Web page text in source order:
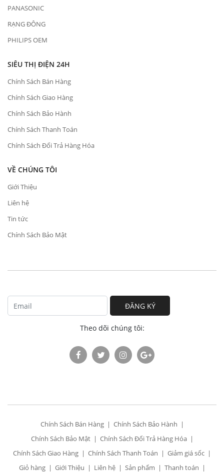
PANASONIC
RẠNG ĐÔNG
PHILIPS OEM
SIÊU THỊ ĐIỆN 24H
Chính Sách Bán Hàng
Chính Sách Giao Hàng
Chính Sách Bảo Hành
Chính Sách Thanh Toán
Chính Sách Đổi Trả Hàng Hóa
VỀ CHÚNG TÔI
Giới Thiệu
Liên hệ
Tin tức
Chính Sách Bảo Mật
ĐĂNG KÝ
Theo dõi chúng tôi:
Chính Sách Bán Hàng
Chính Sách Bảo Hành
Chính Sách Bảo Mật
Chính Sách Đổi Trả Hàng Hóa
Chính Sách Giao Hàng
Chính Sách Thanh Toán
Giảm giá sốc
Giỏ hàng
Giới Thiệu Liên hệ Sản phẩm Thanh toán